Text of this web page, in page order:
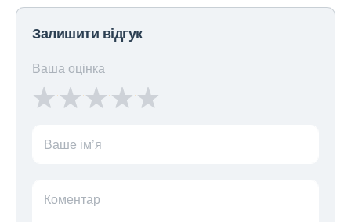
Залишити відгук
Ваша оцінка
Ваше ім’я
Коментар